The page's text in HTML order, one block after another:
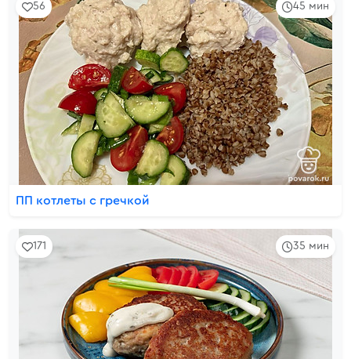
45 мин
56
ПП котлеты с гречкой
35 мин
171